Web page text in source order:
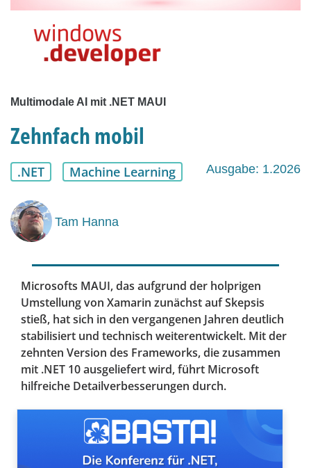
Multimodale AI mit .NET MAUI
Zehnfach mobil
.NET Machine Learning Ausgabe: 1.2026
Tam Hanna
Microsofts MAUI, das aufgrund der holprigen
Umstellung von Xamarin zunächst auf Skepsis
stieß, hat sich in den vergangenen Jahren deutlich
stabilisiert und technisch weiterentwickelt. Mit der
zehnten Version des Frameworks, die zusammen
mit .NET 10 ausgeliefert wird, führt Microsoft
hilfreiche Detailverbesserungen durch.